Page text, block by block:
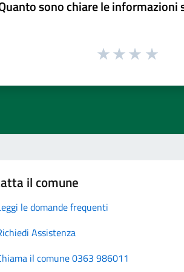
sono chiare le informazioni
il comune
le domande frequenti
Assistenza
il comune 0363 986011